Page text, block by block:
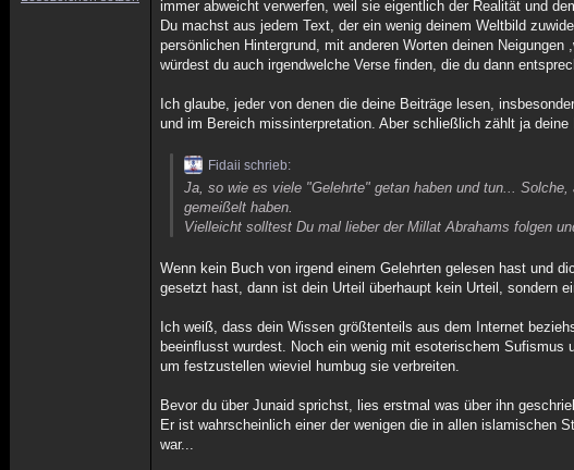
immer abweicht verwerfen, weil sie eigentlich der Realität und
Du machst aus jedem Text, der ein wenig deinem Weltbild
persönlichen Hintergrund, mit anderen Worten deinen
würdest du auch irgendwelche Verse finden, die du dann
Ich glaube, jeder von denen die deine Beiträge lesen,
und im Bereich missinterpretation. Aber schließlich zählt ja
Fidaii schrieb:
Ja, so wie es viele "Gelehrte" getan haben und tun...
gemeißelt haben.
Vielleicht solltest Du mal lieber der Millat Abrahams folgen
Wenn kein Buch von irgend einem Gelehrten gelesen hast und
gesetzt hast, dann ist dein Urteil überhaupt kein Urteil, sondern
Ich weiß, dass dein Wissen größtenteils aus dem Internet
beeinflusst wurdest. Noch ein wenig mit esoterischem
um festzustellen wieviel humbug sie verbreiten.
Bevor du über Junaid sprichst, lies erstmal was über ihn
Er ist wahrscheinlich einer der wenigen die in allen islamischen
war...